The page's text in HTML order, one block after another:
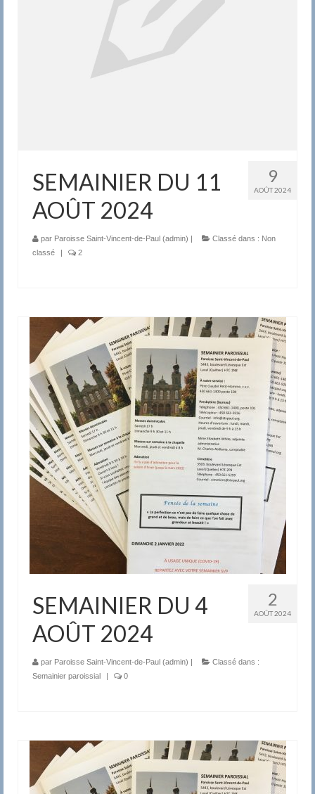
9
AOÛT 2024
SEMAINIER DU 11
AOÛT 2024
par Paroisse Saint-Vincent-de-Paul (admin) | Classé dans : Non
classé
| 2
2
AOÛT 2024
SEMAINIER DU 4
AOÛT 2024
par Paroisse Saint-Vincent-de-Paul (admin) |
Classé dans :
Semainier paroissial
| 0